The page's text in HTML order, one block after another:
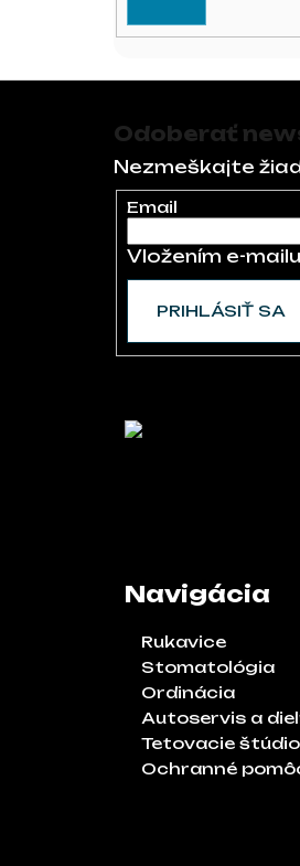
Odoberať
Nezmeškajte
Email
Vložením e-
PRIHLÁSIŤ SA
Navigácia
Rukavice
Stomatológia
Ordinácia
Autoservis a
Tetovacie štúdio
Ochranné